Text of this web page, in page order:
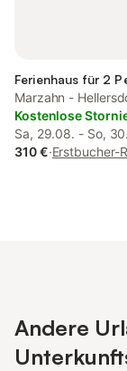
Ferienhaus für 2
Marzahn -
Kostenlose
Sa, 29.08. - So,
310 €·Erstbucher-
Andere